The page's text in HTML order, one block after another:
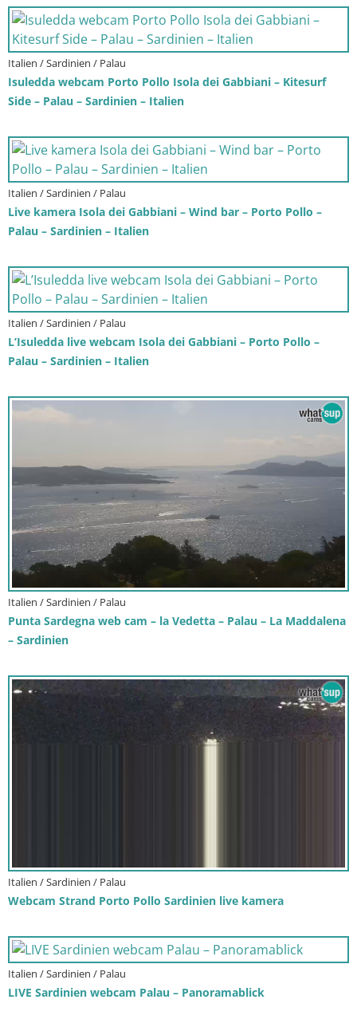
Italien / Sardinien / Palau
Isuledda webcam Porto Pollo Isola dei Gabbiani – Kitesurf
Side – Palau – Sardinien – Italien
Italien / Sardinien / Palau
Live kamera Isola dei Gabbiani – Wind bar – Porto Pollo –
Palau – Sardinien – Italien
Italien / Sardinien / Palau
L’Isuledda live webcam Isola dei Gabbiani – Porto Pollo –
Palau – Sardinien – Italien
Italien / Sardinien / Palau
Punta Sardegna web cam – la Vedetta – Palau – La Maddalena
– Sardinien
Italien / Sardinien / Palau
Webcam Strand Porto Pollo Sardinien live kamera
Italien / Sardinien / Palau
LIVE Sardinien webcam Palau – Panoramablick